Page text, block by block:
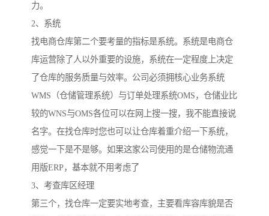
力。
2、系统
找电商仓库第二个要考量的指标是系统。系统是电商仓
库运营除了人以外重要的设施，系统在一定程度上决定
了仓库的服务质量与效率。公司必须拥核心业务系统
WMS（仓储管理系统）与订单处理系统OMS，仓储业比
较的WNS与OMS各位可以在网上搜一搜，我不能直接说
名字。在找仓库时您也可以让仓库着重介绍一下系统，
感觉一下是不是够。如果这家公司使用的是仓储物流通
用版ERP，基本就不用考虑了
3、考查库区经理
第三个，找仓库一定要实地考查，主要看库容库貌是否